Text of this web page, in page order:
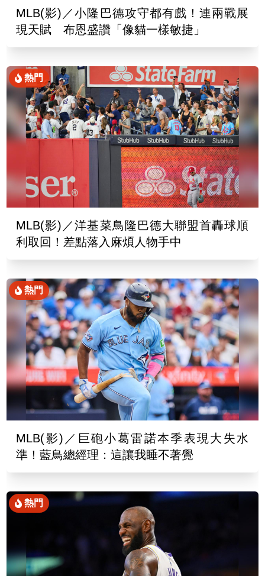
MLB(影)／小隆巴德攻守都有戲！連兩戰展
現天賦 布恩盛讚「像貓一樣敏捷」
熱門
MLB(影)／洋基菜鳥隆巴德大聯盟首轟球順
利取回！差點落入麻煩人物手中
熱門
MLB(影)／巨砲小葛雷諾本季表現大失水
準！藍鳥總經理：這讓我睡不著覺
熱門